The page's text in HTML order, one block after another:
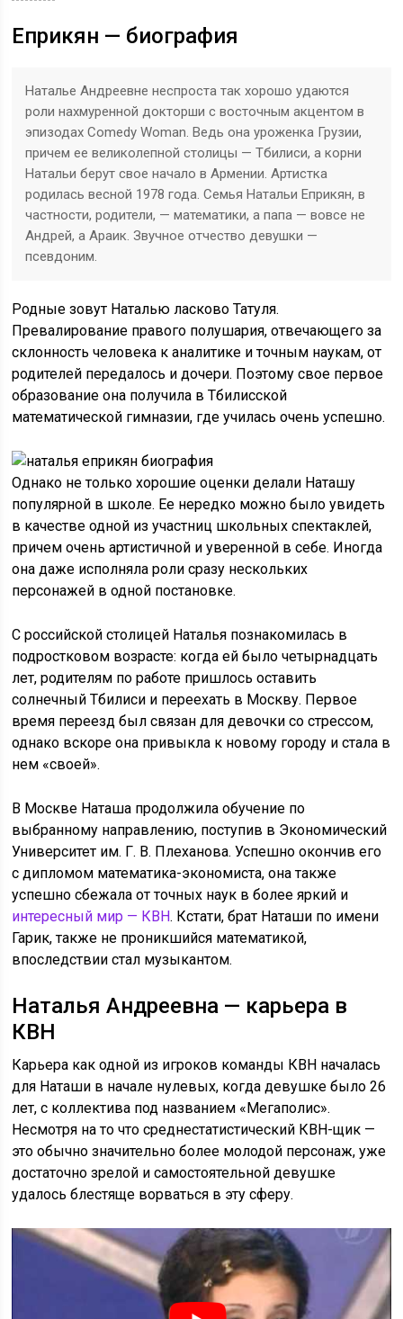
Еприкян — биография
Наталье Андреевне неспроста так хорошо удаются
роли нахмуренной докторши с восточным акцентом в
эпизодах Comedy Woman. Ведь она уроженка Грузии,
причем ее великолепной столицы — Тбилиси, а корни
Натальи берут свое начало в Армении. Артистка
родилась весной 1978 года. Семья Натальи Еприкян, в
частности, родители, — математики, а папа — вовсе не
Андрей, а Араик. Звучное отчество девушки —
псевдоним.
Родные зовут Наталью ласково Татуля.
Превалирование правого полушария, отвечающего за
склонность человека к аналитике и точным наукам, от
родителей передалось и дочери. Поэтому свое первое
образование она получила в Тбилисской
математической гимназии, где училась очень успешно.
Однако не только хорошие оценки делали Наташу
популярной в школе. Ее нередко можно было увидеть
в качестве одной из участниц школьных спектаклей,
причем очень артистичной и уверенной в себе. Иногда
она даже исполняла роли сразу нескольких
персонажей в одной постановке.
С российской столицей Наталья познакомилась в
подростковом возрасте: когда ей было четырнадцать
лет, родителям по работе пришлось оставить
солнечный Тбилиси и переехать в Москву. Первое
время переезд был связан для девочки со стрессом,
однако вскоре она привыкла к новому городу и стала в
нем «своей».
В Москве Наташа продолжила обучение по
выбранному направлению, поступив в Экономический
Университет им. Г. В. Плеханова. Успешно окончив его
с дипломом математика-экономиста, она также
успешно сбежала от точных наук в более яркий и
интересный мир — КВН. Кстати, брат Наташи по имени
Гарик, также не проникшийся математикой,
впоследствии стал музыкантом.
Наталья Андреевна — карьера в
КВН
Карьера как одной из игроков команды КВН началась
для Наташи в начале нулевых, когда девушке было 26
лет, с коллектива под названием «Мегаполис».
Несмотря на то что среднестатистический КВН-щик —
это обычно значительно более молодой персонаж, уже
достаточно зрелой и самостоятельной девушке
удалось блестяще ворваться в эту сферу.